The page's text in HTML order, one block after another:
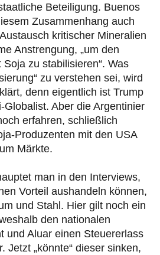
Beteiligung. Buenos
Zusammenhang auch
kritischer Mineralien
Anstrengung, „um den
zu stabilisieren“. Was
zu verstehen sei, wird
denn eigentlich ist Trump
Globalist. Aber die Argentinier
erfahren, schließlich
Produzenten mit den USA
Märkte.
man in den Interviews,
Vorteil aushandeln können,
und Stahl. Hier gilt noch ein
den nationalen
und Aluar einen Steuererlass
Jetzt „könnte“ dieser sinken,